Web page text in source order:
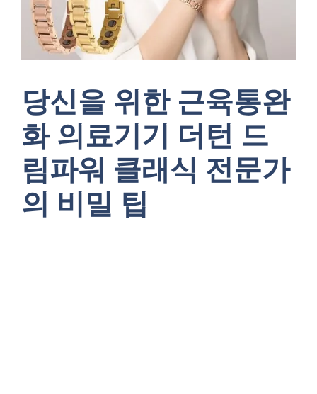
당신을 위한 근육통완
화 의료기기 더턴 드
림파워 클래식 전문가
의 비밀 팁